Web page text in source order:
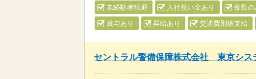
未経験者歓迎 入社祝い金あり 夜勤の
賞与あり 昇給あり 交通費別途支給
セントラル警備保障株式会社 東京シス